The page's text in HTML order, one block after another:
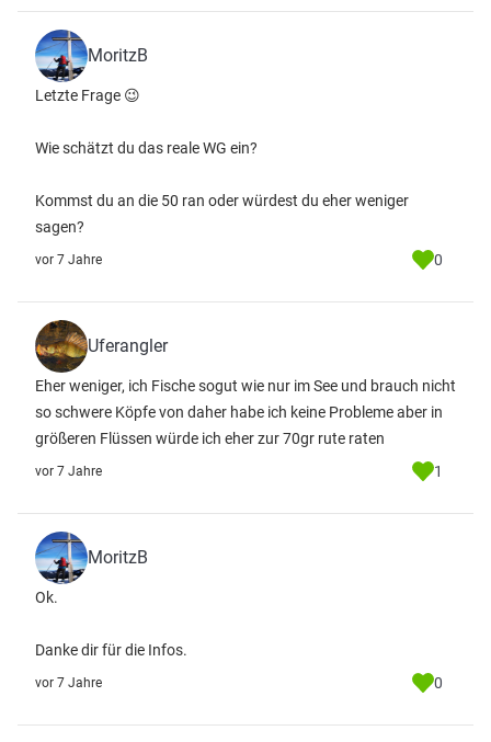
MoritzB
Letzte Frage 😉
Wie schätzt du das reale WG ein?
Kommst du an die 50 ran oder würdest du eher weniger
sagen?
vor 7 Jahre 0
Uferangler
Eher weniger, ich Fische sogut wie nur im See und brauch nicht
so schwere Köpfe von daher habe ich keine Probleme aber in
größeren Flüssen würde ich eher zur 70gr rute raten
vor 7 Jahre 1
MoritzB
Ok.
Danke dir für die Infos.
vor 7 Jahre 0